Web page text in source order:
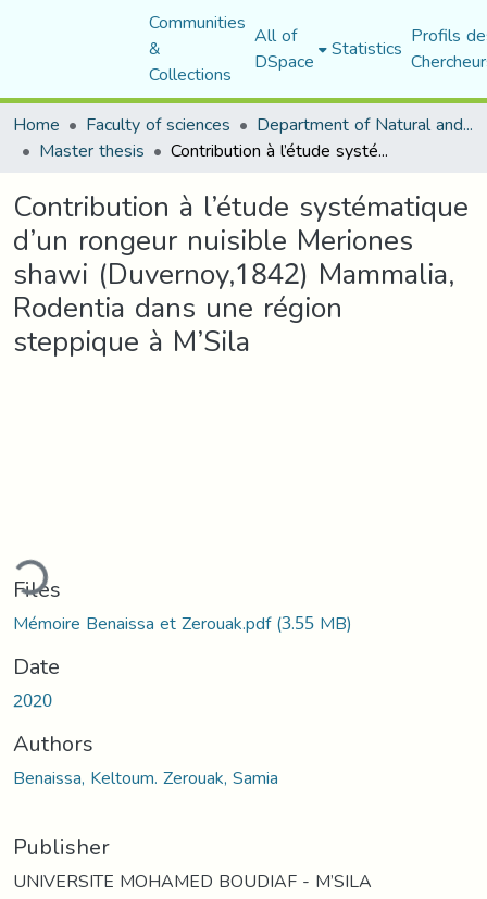
Communities
&
Collections
All of
DSpace Statistics Profils
Home
Faculty of sciences Department of Natural and Life Sciences
Master thesis Contribution à l’étude systématique d’un rongeur nuisible Meriones shawi (Duvernoy,1842) Mammalia, Rodentia dans une région steppique à M’Sila
Contribution à l’étude systématique
d’un rongeur nuisible Meriones
shawi (Duvernoy,1842) Mammalia,
Rodentia dans une région
steppique à M’Sila
Files
Mémoire Benaissa et Zerouak.pdf(3.55 MB)
Date
2020
Authors
Benaissa, Keltoum. Zerouak, Samia
Publisher
UNIVERSITE MOHAMED BOUDIAF - M’SILA